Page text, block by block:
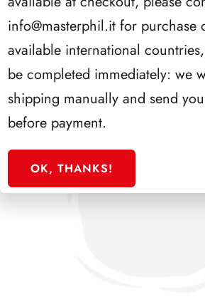
info@masterphil.it for purchase
available international
be completed immediately: we
shipping manually and send
before payment.
OK, THANKS!